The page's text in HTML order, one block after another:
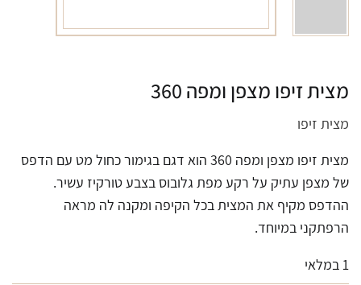
מצית זיפו מצפן ומפה 360
מצית זיפו
מצית זיפו מצפן ומפה 360 הוא דגם בגימור כחול מט עם הדפס
של מצפן עתיק על רקע מפת גלובוס בצבע טורקיז עשיר.
ההדפס מקיף את המצית בכל הקיפה ומקנה לה מראה
הרפתקני במיוחד.
1 במלאי